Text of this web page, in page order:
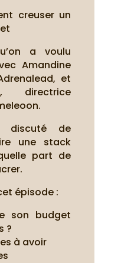
creuser un
a voulu
Amandine
et
directrice
discuté de
une stack
part de
épisode :
son budget
?
à avoir